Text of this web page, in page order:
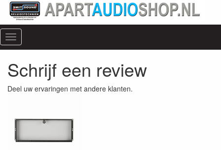
Menu
Schrijf een review
Deel uw ervaringen met andere klanten.